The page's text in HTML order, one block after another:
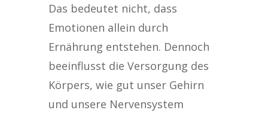
Das bedeutet nicht, dass
Emotionen allein durch
Ernährung entstehen. Dennoch
beeinflusst die Versorgung des
Körpers, wie gut unser Gehirn
und unsere Nervensystem